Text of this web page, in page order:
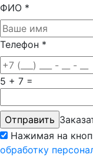
ФИО *
Телефон *
5 + 7 =
Нажимая на
обработку